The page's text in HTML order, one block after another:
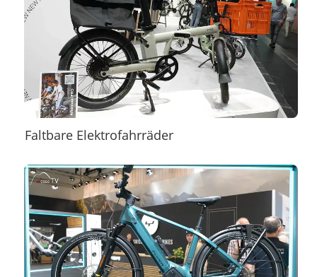
Faltbare Elektrofahrräder